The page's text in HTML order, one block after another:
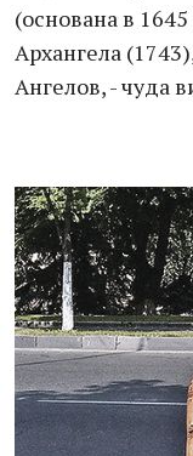
(основана в
Архангела
Ангелов, - чуда